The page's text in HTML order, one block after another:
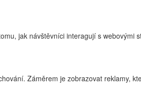
jak návštěvníci interagují s
Záměrem je zobrazovat reklamy,